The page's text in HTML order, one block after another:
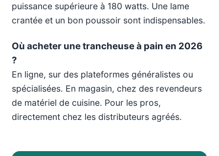
puissance supérieure à 180 watts. Une lame
crantée et un bon poussoir sont indispensables.
Où acheter une trancheuse à pain en 2026
?
En ligne, sur des plateformes généralistes ou
spécialisées. En magasin, chez des revendeurs
de matériel de cuisine. Pour les pros,
directement chez les distributeurs agréés.